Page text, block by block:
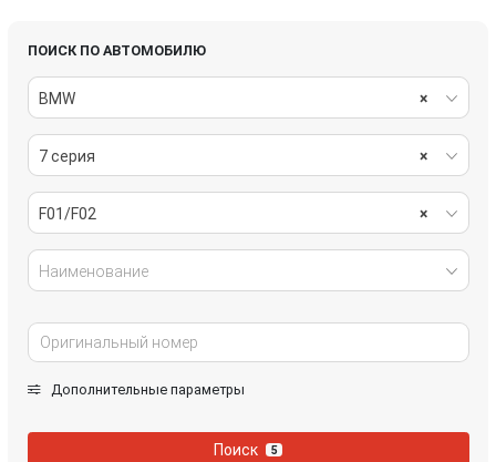
ПОИСК ПО АВТОМОБИЛЮ
×
BMW
×
7 серия
×
F01/F02
Наименование
Дополнительные параметры
Поиск 5